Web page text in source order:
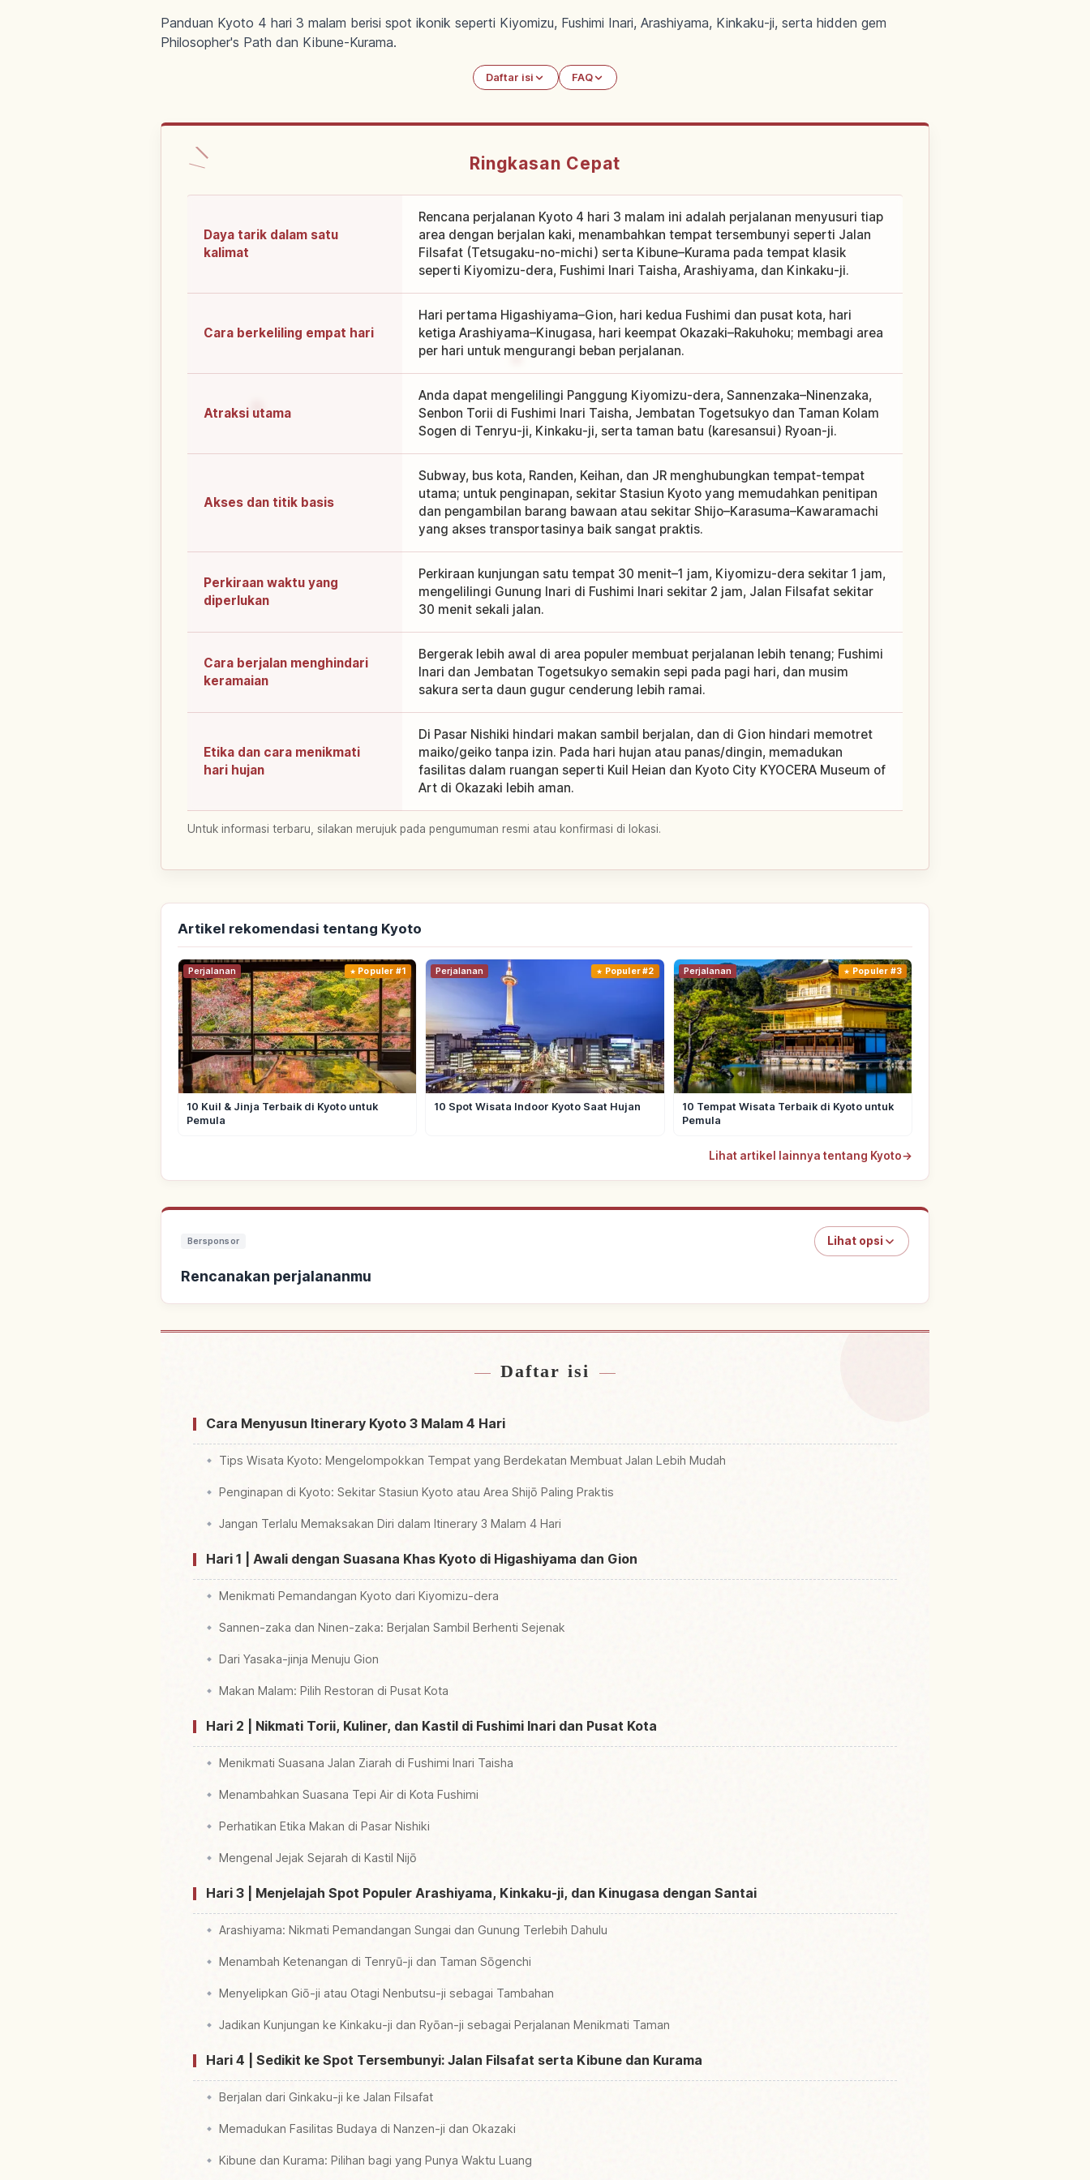
Panduan Kyoto 4 hari 3 malam berisi spot ikonik seperti Kiyomizu, Fushimi Inari, Arashiyama, Kinkaku-ji, serta hidden gem
Philosopher's Path dan Kibune-Kurama.
Daftar isi FAQ
Ringkasan Cepat
Daya tarik dalam satu
kalimat
Rencana perjalanan Kyoto 4 hari 3 malam ini adalah perjalanan menyusuri tiap
area dengan berjalan kaki, menambahkan tempat tersembunyi seperti Jalan
Filsafat (Tetsugaku-no-michi) serta Kibune–Kurama pada tempat klasik
seperti Kiyomizu-dera, Fushimi Inari Taisha, Arashiyama, dan Kinkaku-ji.
Cara berkeliling empat hari
Hari pertama Higashiyama–Gion, hari kedua Fushimi dan pusat kota, hari
ketiga Arashiyama–Kinugasa, hari keempat Okazaki–Rakuhoku; membagi area
per hari untuk mengurangi beban perjalanan.
Atraksi utama
Anda dapat mengelilingi Panggung Kiyomizu-dera, Sannenzaka–Ninenzaka,
Senbon Torii di Fushimi Inari Taisha, Jembatan Togetsukyo dan Taman Kolam
Sogen di Tenryu-ji, Kinkaku-ji, serta taman batu (karesansui) Ryoan-ji.
Akses dan titik basis
Subway, bus kota, Randen, Keihan, dan JR menghubungkan tempat-tempat
utama; untuk penginapan, sekitar Stasiun Kyoto yang memudahkan penitipan
dan pengambilan barang bawaan atau sekitar Shijo–Karasuma–Kawaramachi
yang akses transportasinya baik sangat praktis.
Perkiraan waktu yang
diperlukan
Perkiraan kunjungan satu tempat 30 menit–1 jam, Kiyomizu-dera sekitar 1 jam,
mengelilingi Gunung Inari di Fushimi Inari sekitar 2 jam, Jalan Filsafat sekitar
30 menit sekali jalan.
Cara berjalan menghindari
keramaian
Bergerak lebih awal di area populer membuat perjalanan lebih tenang; Fushimi
Inari dan Jembatan Togetsukyo semakin sepi pada pagi hari, dan musim
sakura serta daun gugur cenderung lebih ramai.
Etika dan cara menikmati
hari hujan
Di Pasar Nishiki hindari makan sambil berjalan, dan di Gion hindari memotret
maiko/geiko tanpa izin. Pada hari hujan atau panas/dingin, memadukan
fasilitas dalam ruangan seperti Kuil Heian dan Kyoto City KYOCERA Museum of
Art di Okazaki lebih aman.
Untuk informasi terbaru, silakan merujuk pada pengumuman resmi atau konfirmasi di lokasi.
Artikel rekomendasi tentang Kyoto
Perjalanan Populer #1
10 Kuil & Jinja Terbaik di Kyoto untuk
Pemula
Perjalanan Populer #2
10 Spot Wisata Indoor Kyoto Saat Hujan
Perjalanan Populer #3
10 Tempat Wisata Terbaik di Kyoto untuk
Pemula
Lihat artikel lainnya tentang Kyoto→
Bersponsor Lihat opsi
Rencanakan perjalananmu
Daftar isi
Cara Menyusun Itinerary Kyoto 3 Malam 4 Hari
Tips Wisata Kyoto: Mengelompokkan Tempat yang Berdekatan Membuat Jalan Lebih Mudah
Penginapan di Kyoto: Sekitar Stasiun Kyoto atau Area Shijō Paling Praktis
Jangan Terlalu Memaksakan Diri dalam Itinerary 3 Malam 4 Hari
Hari 1 | Awali dengan Suasana Khas Kyoto di Higashiyama dan Gion
Menikmati Pemandangan Kyoto dari Kiyomizu-dera
Sannen-zaka dan Ninen-zaka: Berjalan Sambil Berhenti Sejenak
Dari Yasaka-jinja Menuju Gion
Makan Malam: Pilih Restoran di Pusat Kota
Hari 2 | Nikmati Torii, Kuliner, dan Kastil di Fushimi Inari dan Pusat Kota
Menikmati Suasana Jalan Ziarah di Fushimi Inari Taisha
Menambahkan Suasana Tepi Air di Kota Fushimi
Perhatikan Etika Makan di Pasar Nishiki
Mengenal Jejak Sejarah di Kastil Nijō
Hari 3 | Menjelajah Spot Populer Arashiyama, Kinkaku-ji, dan Kinugasa dengan Santai
Arashiyama: Nikmati Pemandangan Sungai dan Gunung Terlebih Dahulu
Menambah Ketenangan di Tenryū-ji dan Taman Sōgenchi
Menyelipkan Giō-ji atau Otagi Nenbutsu-ji sebagai Tambahan
Jadikan Kunjungan ke Kinkaku-ji dan Ryōan-ji sebagai Perjalanan Menikmati Taman
Hari 4 | Sedikit ke Spot Tersembunyi: Jalan Filsafat serta Kibune dan Kurama
Berjalan dari Ginkaku-ji ke Jalan Filsafat
Memadukan Fasilitas Budaya di Nanzen-ji dan Okazaki
Kibune dan Kurama: Pilihan bagi yang Punya Waktu Luang